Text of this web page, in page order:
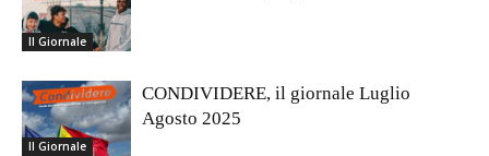
Il Giornale
Il Giornale
CONDIVIDERE, il giornale Luglio
Agosto 2025